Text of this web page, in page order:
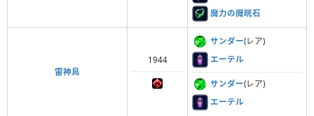
魔力の魔晄石
雷神鳥
1944
サンダー(レア)
エーテル
サンダー(レア)
エーテル